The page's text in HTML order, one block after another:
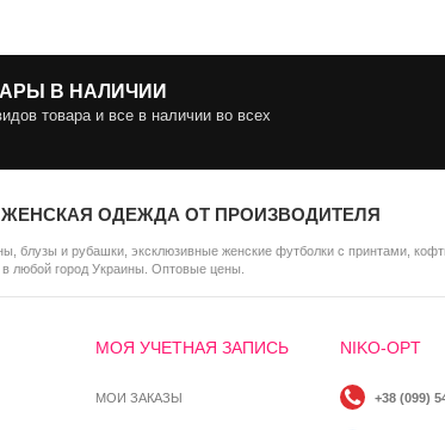
В НАЛИЧИИ
товара и все в наличии во всех
ЖЕНСКАЯ ОДЕЖДА ОТ ПРОИЗВОДИТЕЛЯ
блузы и рубашки, эксклюзивные женские футболки с принтами,
в любой город Украины. Оптовые цены.
МОЯ УЧЕТНАЯ ЗАПИСЬ
МОИ ЗАКАЗЫ
NIKO-OPT
+38 (099)